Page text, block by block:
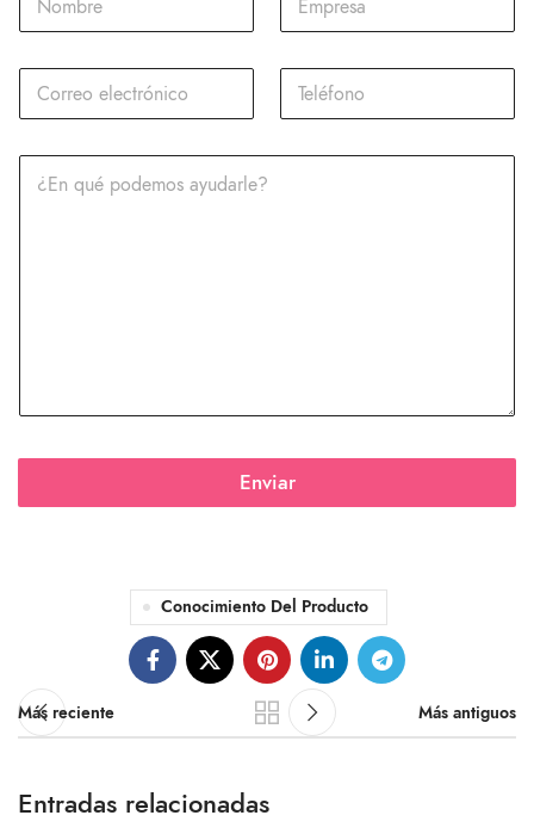
Enviar
Conocimiento Del Producto
Más reciente Más antiguos
Entradas relacionadas